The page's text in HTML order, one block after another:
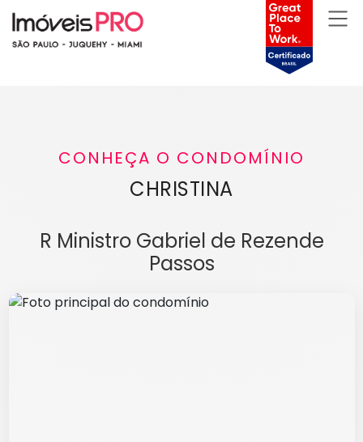
CONHEÇA O CONDOMÍNIO
CHRISTINA
R Ministro Gabriel de Rezende
Passos